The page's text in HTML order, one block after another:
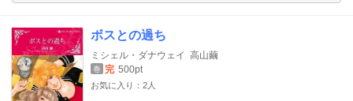
ボスとの過ち
ミシェル・ダナウェイ 高山繭
巻 完 500pt
お気に入り：2人